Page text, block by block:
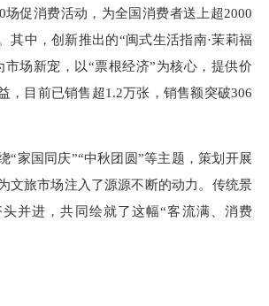
场促消费活动，为全国消费者送上超2000
其中，创新推出的“闽式生活指南·茉莉福
市场新宠，以“票根经济”为核心，提供价
，目前已销售超1.2万张，销售额突破306
国同庆”“中秋团圆”等主题，策划开展
文旅市场注入了源源不断的动力。传统景
并进，共同绘就了这幅“客流满、消费